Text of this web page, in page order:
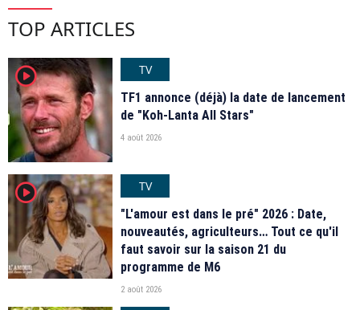
TOP ARTICLES
player2
TV
TF1 annonce (déjà) la date de lancement
de "Koh-Lanta All Stars"
4 août 2026
player2
TV
"L'amour est dans le pré" 2026 : Date,
nouveautés, agriculteurs… Tout ce qu'il
faut savoir sur la saison 21 du
programme de M6
2 août 2026